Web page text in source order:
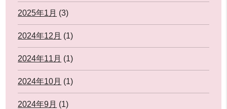
2025年1月 (3)
2024年12月 (1)
2024年11月 (1)
2024年10月 (1)
2024年9月 (1)